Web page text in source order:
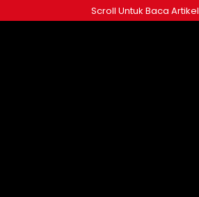
ke
Scroll Untuk Baca Artikel